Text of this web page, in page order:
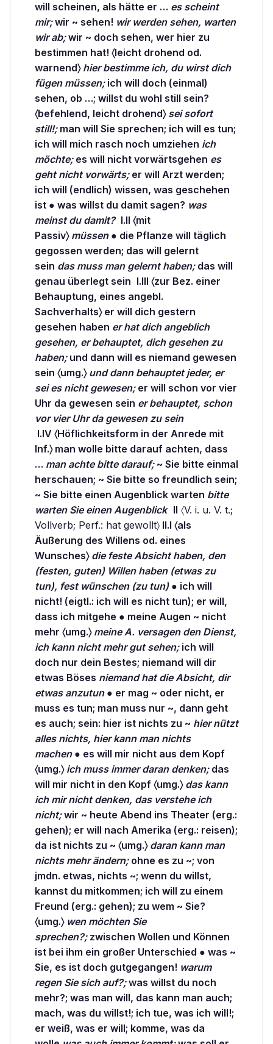
will scheinen, als hätte er … es scheint
mir;wir ~ sehen! wir werden sehen, warten
wir ab;wir ~ doch sehen, wer hier zu
bestimmen hat! 〈leicht drohend od.
warnend〉 hier bestimme ich, du wirst dich
fügen müssen;ich will doch (einmal)
sehen, ob …; willst du wohl still sein?
〈befehlend, leicht drohend〉 sei sofort
still!;man will Sie sprechen; ich will es tun;
ich will mich rasch noch umziehen ich
möchte;es will nicht vorwärtsgehen es
geht nicht vorwärts;er will Arzt werden;
ich will (endlich) wissen, was geschehen
ist ● was willst du damit sagen? was
meinst du damit? I.II 〈mit
Passiv〉 müssen● die Pflanze will täglich
gegossen werden; das will gelernt
sein das muss man gelernt haben;das will
genau überlegt sein I.III 〈zur Bez. einer
Behauptung, eines angebl.
Sachverhalts〉 er will dich gestern
gesehen haben er hat dich angeblich
gesehen, er behauptet, dich gesehen zu
haben;und dann will es niemand gewesen
sein 〈umg.〉 und dann behauptet jeder, er
sei es nicht gewesen;er will schon vor vier
Uhr da gewesen sein er behauptet, schon
vor vier Uhr da gewesen zu sein
I.IV 〈Höflichkeitsform in der Anrede mit
Inf.〉 man wolle bitte darauf achten, dass
… man achte bitte darauf;~ Sie bitte einmal
herschauen; ~ Sie bitte so freundlich sein;
~ Sie bitte einen Augenblick warten bitte
warten Sie einen Augenblick II 〈V. i. u. V. t.;
Vollverb; Perf.: hat gewollt〉 II.I 〈als
Äußerung des Willens od. eines
Wunsches〉 die feste Absicht haben, den
(festen, guten) Willen haben (etwas zu
tun), fest wünschen (zu tun) ● ich will
nicht! (eigtl.: ich will es nicht tun); er will,
dass ich mitgehe ● meine Augen ~ nicht
mehr 〈umg.〉 meine A. versagen den Dienst,
ich kann nicht mehr gut sehen;ich will
doch nur dein Bestes; niemand will dir
etwas Böses niemand hat die Absicht, dir
etwas anzutun● er mag ~ oder nicht, er
muss es tun; man muss nur ~, dann geht
es auch; sein: hier ist nichts zu ~ hier nützt
alles nichts, hier kann man nichts
machen● es will mir nicht aus dem Kopf
〈umg.〉 ich muss immer daran denken;das
will mir nicht in den Kopf 〈umg.〉 das kann
ich mir nicht denken, das verstehe ich
nicht;wir ~ heute Abend ins Theater (erg.:
gehen); er will nach Amerika (erg.: reisen);
da ist nichts zu ~ 〈umg.〉 daran kann man
nichts mehr ändern; ohne es zu ~; von
jmdn. etwas, nichts ~; wenn du willst,
kannst du mitkommen; ich will zu einem
Freund (erg.: gehen); zu wem ~ Sie?
〈umg.〉 wen möchten Sie
sprechen?; zwischen Wollen und Können
ist bei ihm ein großer Unterschied ● was ~
Sie, es ist doch gutgegangen! warum
regen Sie sich auf?;was willst du noch
mehr?; was man will, das kann man auch;
mach, was du willst!; ich tue, was ich will!;
er weiß, was er will; komme, was da